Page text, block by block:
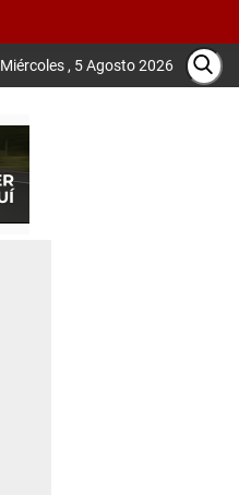
Miércoles , 5 Agosto 2026